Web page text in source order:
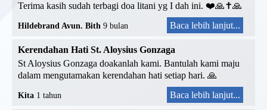
Terima kasih sudah terbagi doa litani yg I dah ini. ❤️🙏✝️🙏
Hildebrand Avun. Bith 9 bulan Baca lebih lanjut...
Kerendahan Hati St. Aloysius Gonzaga
St Aloysius Gonzaga doakanlah kami. Bantulah kami maju
dalam mengutamakan kerendahan hati setiap hari. 🙏
Kita 1 tahun Baca lebih lanjut...